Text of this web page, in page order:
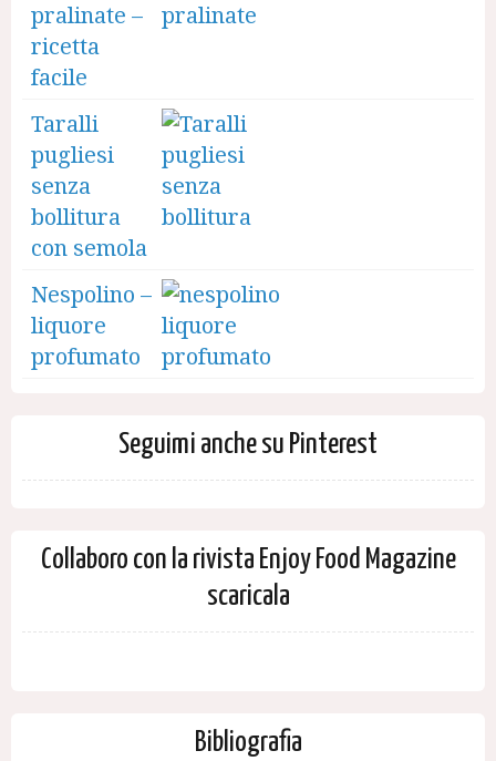
pralinate –
ricetta
facile
Taralli
pugliesi
senza
bollitura
con semola
Nespolino –
liquore
profumato
Seguimi anche su Pinterest
Collaboro con la rivista Enjoy Food Magazine
scaricala
Bibliografia